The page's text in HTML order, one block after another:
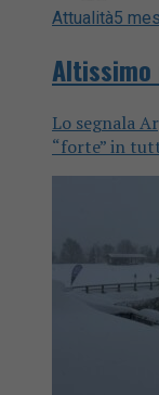
Attualità5
Lo segnala
“forte” in